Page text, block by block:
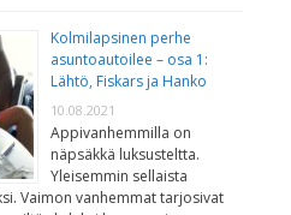
Kolmilapsinen perhe
asuntoautoilee – osa 1:
Lähtö, Fiskars ja Hanko
10.08.2021
Appivanhemmilla on
näpsäkkä luksusteltta.
Yleisemmin sellaista
Vaimon vanhemmat tarjosivat